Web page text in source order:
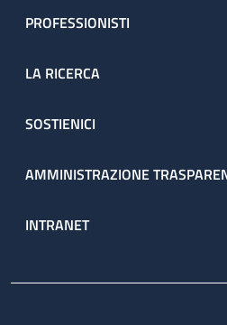
PROFESSIONISTI
LA RICERCA
SOSTIENICI
AMMINISTRAZIONE
INTRANET